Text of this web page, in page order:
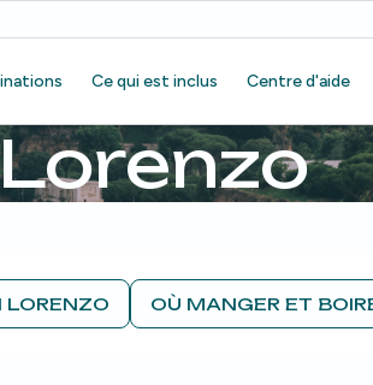
Ce qui est inclus Centre d'aide
LORENZO OÙ MANGER ET